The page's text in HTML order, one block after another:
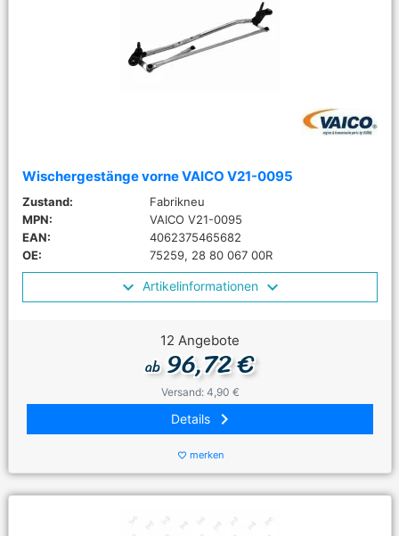
Wischergestänge vorne VAICO V21-0095
Zustand:
Fabrikneu
MPN:
VAICO V21-0095
EAN:
4062375465682
OE:
75259, 28 80 067 00R
Artikelinformationen
12 Angebote
ab96,72 €
Versand: 4,90 €
Details keyboard_arrow_right
favorite_border merken